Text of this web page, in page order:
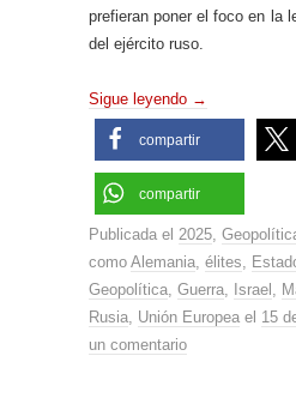
prefieran poner el foco en la
del ejército ruso.
Sigue leyendo →
compartir
compartir
Publicada el 2025,
como Alemania, élites,
Geopolítica, Guerra, Israel ,
Rusia, Unión Europea el 15
un comentario